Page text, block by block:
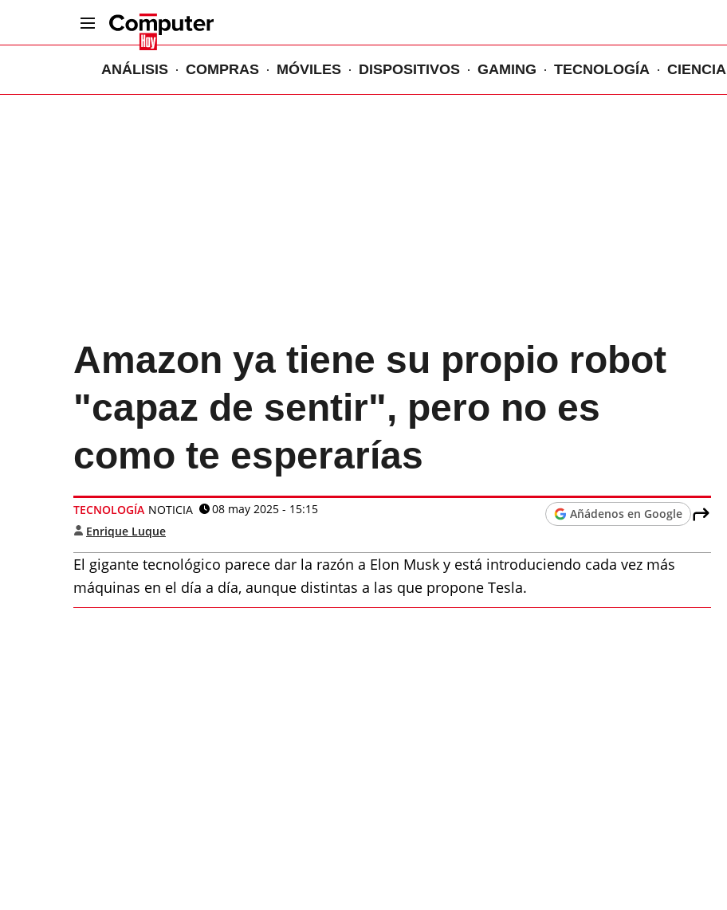
ANÁLISIS COMPRAS MÓVILES DISPOSITIVOS GAMING TECNOLOGÍA CIENCIA
Amazon ya tiene su propio robot
"capaz de sentir", pero no es
como te esperarías
TECNOLOGÍA NOTICIA
08 may 2025 - 15:15
Enrique Luque
Añádenos en Google
El gigante tecnológico parece dar la razón a Elon Musk y está introduciendo cada vez más
máquinas en el día a día, aunque distintas a las que propone Tesla.